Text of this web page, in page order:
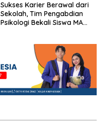
Sukses Karier Berawal dari
Sekolah, Tim Pengabdian
Psikologi Bekali Siswa MA